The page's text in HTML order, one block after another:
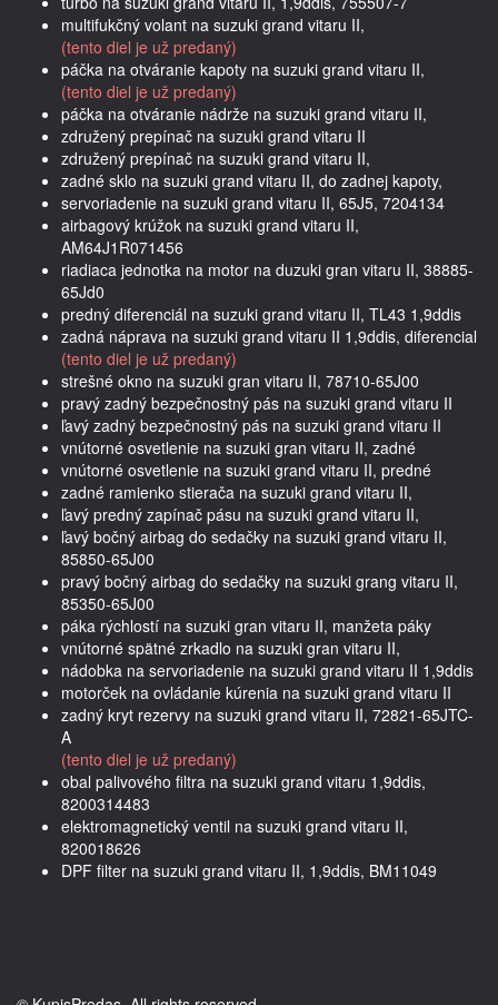
multifukčný volant na suzuki grand vitaru II,
(tento diel je už predaný)
páčka na otváranie kapoty na suzuki grand vitaru II,
(tento diel je už predaný)
páčka na otváranie nádrže na suzuki grand vitaru II,
združený prepínač na suzuki grand vitaru II
združený prepínač na suzuki grand vitaru II,
zadné sklo na suzuki grand vitaru II, do zadnej kapoty,
servoriadenie na suzuki grand vitaru II, 65J5, 7204134
airbagový krúžok na suzuki grand vitaru II,
AM64J1R071456
riadiaca jednotka na motor na duzuki gran vitaru II, 38885-
65Jd0
predný diferenciál na suzuki grand vitaru II, TL43 1,9ddis
zadná náprava na suzuki grand vitaru II 1,9ddis, diferencial
(tento diel je už predaný)
strešné okno na suzuki gran vitaru II, 78710-65J00
pravý zadný bezpečnostný pás na suzuki grand vitaru II
ľavý zadný bezpečnostný pás na suzuki grand vitaru II
vnútorné osvetlenie na suzuki gran vitaru II, zadné
vnútorné osvetlenie na suzuki grand vitaru II, predné
zadné ramienko stierača na suzuki grand vitaru II,
ľavý predný zapínač pásu na suzuki grand vitaru II,
ľavý bočný airbag do sedačky na suzuki grand vitaru II,
85850-65J00
pravý bočný airbag do sedačky na suzuki grang vitaru II,
85350-65J00
páka rýchlostí na suzuki gran vitaru II, manžeta páky
vnútorné spätné zrkadlo na suzuki gran vitaru II,
nádobka na servoriadenie na suzuki grand vitaru II 1,9ddis
motorček na ovládanie kúrenia na suzuki grand vitaru II
zadný kryt rezervy na suzuki grand vitaru II, 72821-65JTC-
A
(tento diel je už predaný)
obal palivového filtra na suzuki grand vitaru 1,9ddis,
8200314483
elektromagnetický ventil na suzuki grand vitaru II,
820018626
DPF filter na suzuki grand vitaru II, 1,9ddis, BM11049